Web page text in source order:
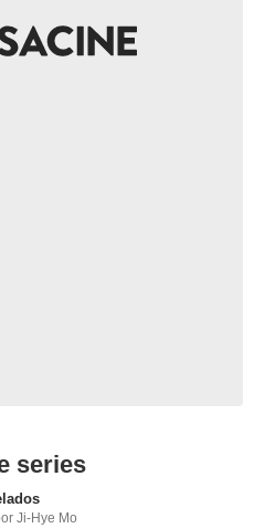
series
Ji-Hye Mo